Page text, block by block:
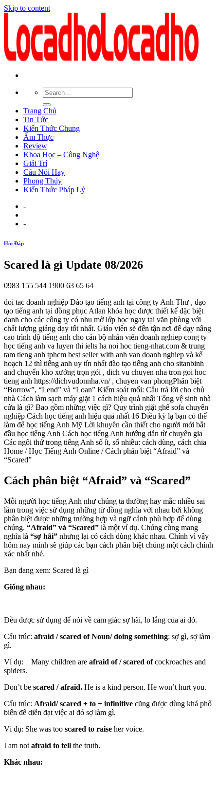
Skip to content
Trang Chủ
Tin Tức
Kiến Thức Chung
Ẩm Thực
Review
Khoa Học – Công Nghệ
Giải Trí
Câu Nói Hay
Phong Thủy
Kiến Thức Pháp Lý
-
-
Hỏi Đáp
Scared là gì Update 08/2026
0983 155 544 1900 63 65 64
doi tac doanh nghiệp Đào tạo tiếng anh tại công ty Anh Thư , đạo
tạo tiếng anh tại đồng phục Atlan khóa học được thiết kế đặc biệt
danh cho các công ty có nhu mở lớp học ngay tại văn phòng với
chất lượng giảng dạy tốt nhất. Giáo viên sẽ đến tận nơi để dạy nâng
cao trình độ tiếng anh cho cán bộ nhân viên doanh nghiep cong ty
học tiếng anh va luyen thi ielts ha noi hoc tieng-nhat.com & trung
tam tieng anh tphcm best seller with anh van doanh nghiep và kế
hoạch 12 thì tiếng anh uy tín nhất đào tạo tiếng anh cho sitanbinh
and chuyển kho xưởng trọn gói , dich vu chuyen nha tron goi hoc
tieng anh https://dichvudonnha.vn/ , chuyen van phongPhân biệt
“Borrow”, “Lend” và “Loan” Kiểm soát mối: Câu trả lời cho chủ
nhà Cách làm sạch máy giặt 1 cách hiệu quả nhất Tổng vệ sinh nhà
cửa là gì? Bao gồm những việc gì? Quy trình giặt ghế sofa chuyên
nghiệp Cách học tiếng anh hiệu quả nhất 16 Điều kỳ lạ bạn có thể
làm để học tiếng Anh Mỹ Lời khuyên cần thiết cho người mới bắt
đầu học tiếng Anh Cách học tiếng Anh hướng dẫn từ chuyên gia
Các ngôi thứ trong tiếng Anh số ít, số nhiều: cách dùng, cách chia
Home / Học Tiếng Anh Online / Cách phân biệt “Afraid” và
“Scared”
Cách phân biệt “Afraid” và “Scared”
Mỗi người học tiếng Anh như chúng ta thường hay mắc nhiều sai
lầm trong việc sử dụng những từ đồng nghĩa với nhau bởi không
phân biệt được những trường hợp và ngữ cảnh phù hợp để dùng
chúng. “Afraid” và “Scared” là một ví dụ. Chúng cùng mang
nghĩa là “sợ hãi” nhưng lại có cách dùng khác nhau. Chính vì vậy
hôm nay mình sẽ giúp các bạn cách phân biệt chúng một cách chính
xác nhất nhé.
Bạn đang xem: Scared là gì
Giống nhau:
Đều được sử dụng để nói về cảm giác sợ hãi, lo lắng của ai đó.
Cấu trúc: afraid / scared of Noun/ doing something: sợ gì, sợ làm
gì.
Ví dụ: Many children are afraid of / scared ofcockroaches and
spiders.
Don’t be scared / afraid. He is a kind person. He won’t hurt you.
Cấu trúc: Afraid/ scared + to + infinitive cũng được dùng khá phổ
biến để diễn đạt việc ai đó sợ làm gì.
Ví dụ: She was too scared to raise her voice.
I am not afraid to tell the truth.
Khác nhau: